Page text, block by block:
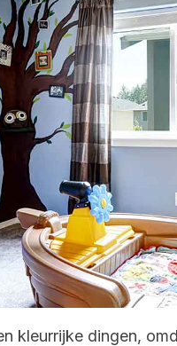
kleurrijke dingen,